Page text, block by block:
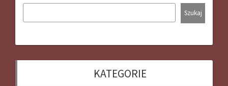
Szukaj
KATEGORIE